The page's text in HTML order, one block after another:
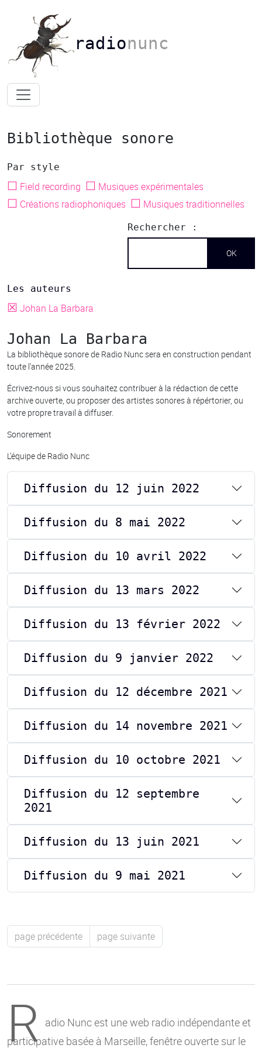
radionunc
Bibliothèque sonore
Par style
☐ Field recording ☐ Musiques expérimentales
☐ Créations radiophoniques ☐ Musiques traditionnelles
Rechercher :
Les auteurs
☒ Johan La Barbara
Johan La Barbara
La bibliothèque sonore de Radio Nunc sera en construction pendant
toute l’année 2025.
Écrivez-nous si vous souhaitez contribuer à la rédaction de cette
archive ouverte, ou proposer des artistes sonores à répértorier, ou
votre propre travail à diffuser.
Sonorement
L’équipe de Radio Nunc
Diffusion du 12 juin 2022
Diffusion du 8 mai 2022
Diffusion du 10 avril 2022
Diffusion du 13 mars 2022
Diffusion du 13 février 2022
Diffusion du 9 janvier 2022
Diffusion du 12 décembre 2021
Diffusion du 14 novembre 2021
Diffusion du 10 octobre 2021
Diffusion du 12 septembre
2021
Diffusion du 13 juin 2021
Diffusion du 9 mai 2021
page précédente page suivante
R adio Nunc est une web radio indépendante et
participative basée à Marseille, fenêtre ouverte sur le